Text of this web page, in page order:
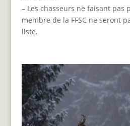
– Les chasseurs ne faisant pas
membre de la FFSC ne seront
liste.